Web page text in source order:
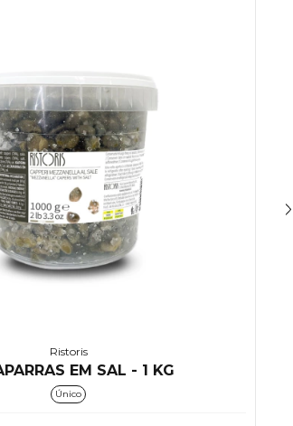
Ristoris
EM SAL - 1 KG
Único